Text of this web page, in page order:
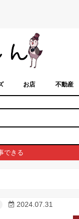
お店 不動産
できる
2024.07.31